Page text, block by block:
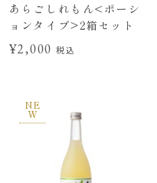
あらごしれもん<ポーシ
ョンタイプ>2箱セット
¥2,000 税込
NE
W